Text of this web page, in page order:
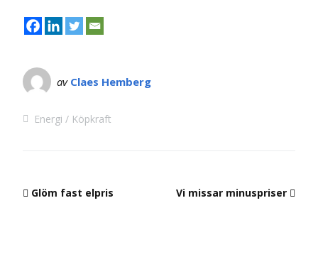
av Claes Hemberg
Energi Köpkraft
Glöm fast elpris Vi missar minuspriser